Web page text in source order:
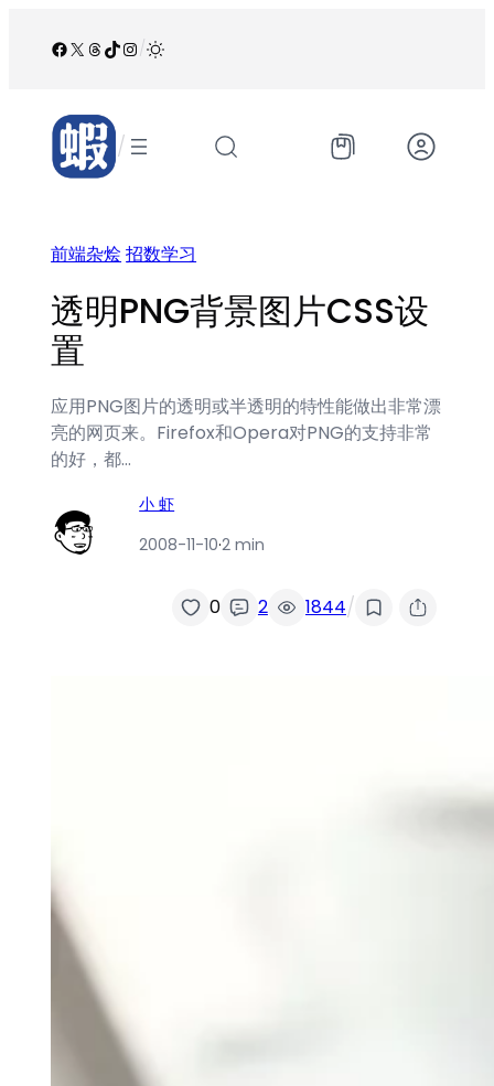
Facebook
X Threads
TikTok
Instagram
/
/
前端杂烩 招数学习
透明PNG背景图片CSS设
置
应用PNG图片的透明或半透明的特性能做出非常漂
亮的网页来。Firefox和Opera对PNG的支持非常
的好，都…
小 虾
2008-11-10·2 min
0 2 1844/